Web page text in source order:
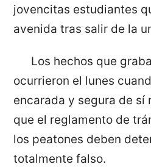
jovencitas estudiantes
avenida tras salir de la
Los hechos que
ocurrieron el lunes
encarada y segura de sí
que el reglamento de
los peatones deben
totalmente falso.